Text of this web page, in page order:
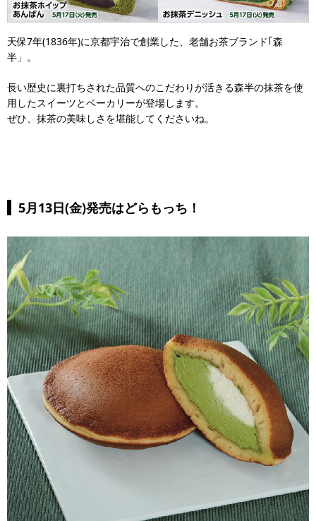
天保7年(1836年)に京都宇治で創業した、老舗お茶ブランド｢森
半」。
長い歴史に裏打ちされた品質へのこだわりが活きる森半の抹茶を使
用したスイーツとベーカリーが登場します。
ぜひ、抹茶の美味しさを堪能してくださいね。
5月13日(金)発売はどらもっち！